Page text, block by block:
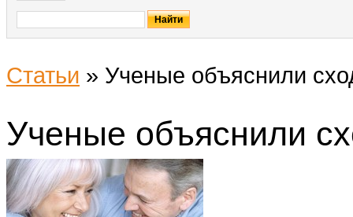
Статьи » Ученые объяснили
Ученые объяснили